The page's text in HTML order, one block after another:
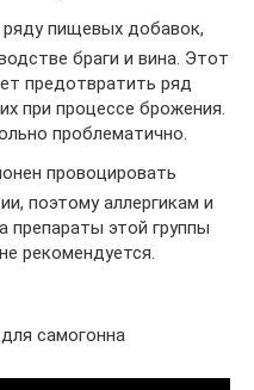
пищевых добавок,
браги и вина. Этот
предотвратить ряд
при процессе брожения.
проблематично.
провоцировать
поэтому аллергикам и
препараты этой группы
рекомендуется.
самогонна